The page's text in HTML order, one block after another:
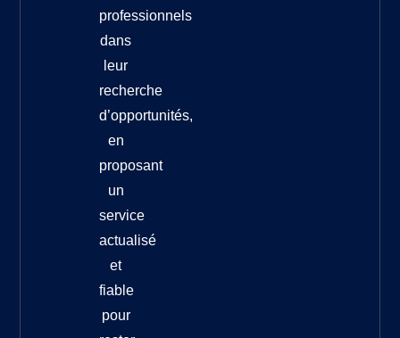
professionnels
dans
leur
recherche
d’opportunités,
en
proposant
un
service
actualisé
et
fiable
pour